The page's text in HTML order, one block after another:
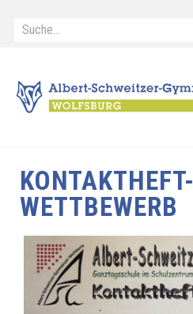
KONTAKTHEFT-
WETTBEWERB